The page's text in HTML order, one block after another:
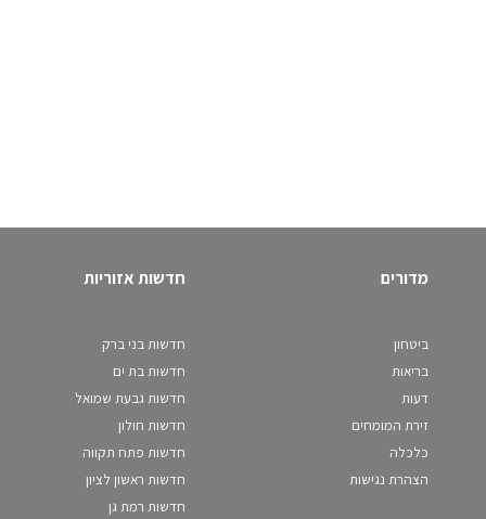
מדורים
ביטחון
בריאות
דעות
זירת המומחים
כלכלה
הצהרת נגישות
חדשות אזוריות
חדשות בני ברק
חדשות בת ים
חדשות גבעת שמואל
חדשות חולון
חדשות פתח תקווה
חדשות ראשון לציון
חדשות רמת גן